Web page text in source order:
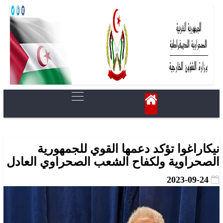
نيكاراغوا تؤكد دعمها القوي للجمهورية
الصحراوية ولكفاح الشعب الصحراوي العادل
2023-09-24